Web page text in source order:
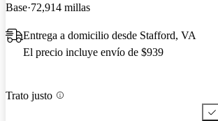
Base 72,914 millas
Entrega a domicilio desde Stafford, VA
El precio incluye envío de $939
Trato justo